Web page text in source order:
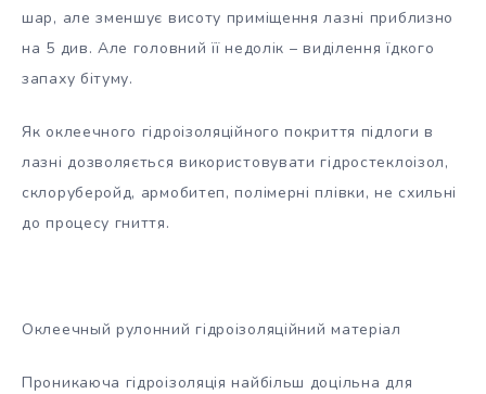
шар, але зменшує висоту приміщення лазні приблизно
на 5 див. Але головний її недолік – виділення їдкого
запаху бітуму.
Як оклеечного гідроізоляційного покриття підлоги в
лазні дозволяється використовувати гідростеклоізол,
склоруберойд, армобитеп, полімерні плівки, не схильні
до процесу гниття.
Оклеечный рулонний гідроізоляційний матеріал
Проникаюча гідроізоляція найбільш доцільна для